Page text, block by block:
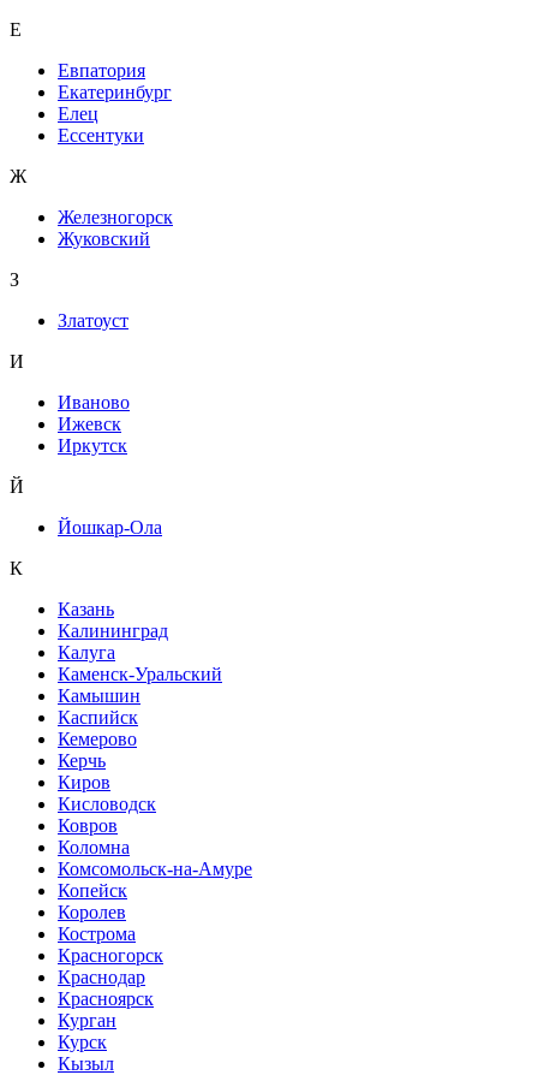
Е
Евпатория
Екатеринбург
Елец
Ессентуки
Ж
Железногорск
Жуковский
З
Златоуст
И
Иваново
Ижевск
Иркутск
Й
Йошкар-Ола
К
Казань
Калининград
Калуга
Каменск-Уральский
Камышин
Каспийск
Кемерово
Керчь
Киров
Кисловодск
Ковров
Коломна
Комсомольск-на-Амуре
Копейск
Королев
Кострома
Красногорск
Краснодар
Красноярск
Курган
Курск
Кызыл